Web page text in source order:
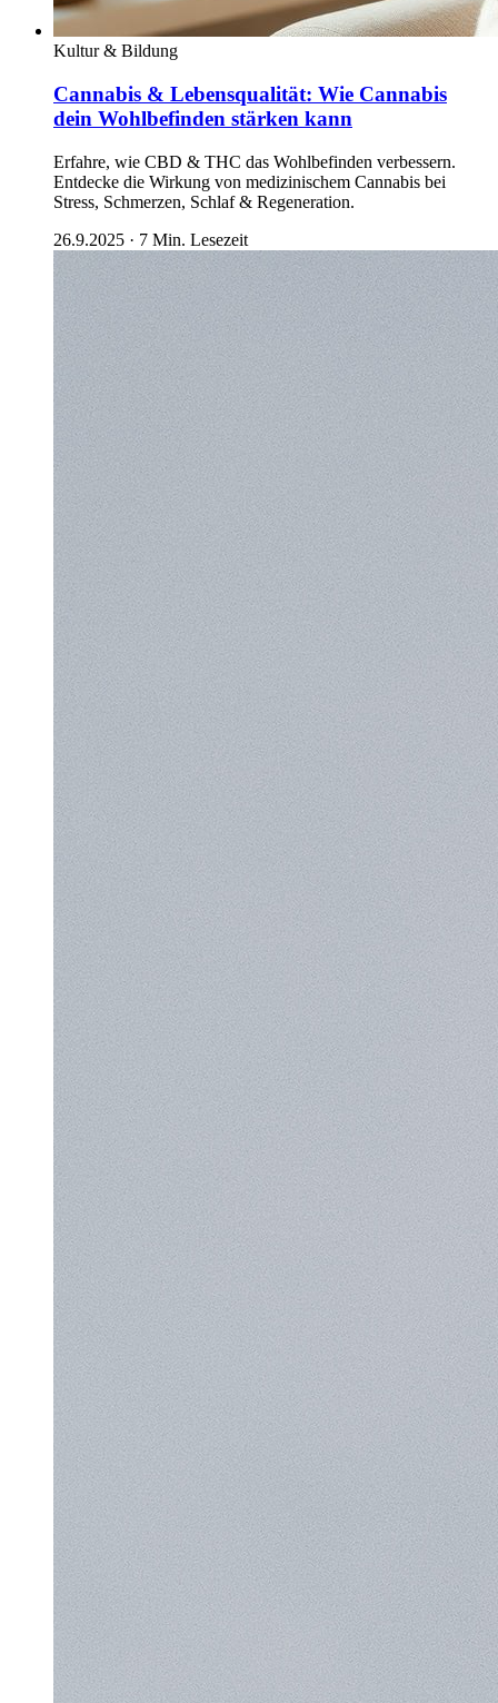
Kultur & Bildung
Cannabis & Lebensqualität: Wie Cannabis
dein Wohlbefinden stärken kann
Erfahre, wie CBD & THC das Wohlbefinden verbessern.
Entdecke die Wirkung von medizinischem Cannabis bei
Stress, Schmerzen, Schlaf & Regeneration.
26.9.2025 · 7 Min. Lesezeit